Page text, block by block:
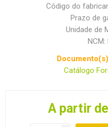
Código do
Prazo de
Unidade de
NCM:
Catálogo
A partir